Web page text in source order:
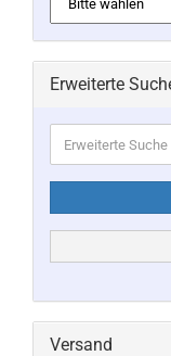
Erweiterte
Suche
Versand